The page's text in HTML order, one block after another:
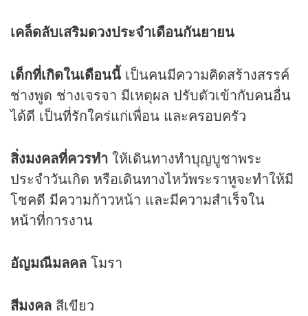
เคล็ดลับเสริมดวงประจำเดือนกันยายน
เด็กที่เกิดในเดือนนี้ เป็นคนมีความคิดสร้างสรรค์
ช่างพูด ช่างเจรจา มีเหตุผล ปรับตัวเข้ากับคนอื่น
ได้ดี เป็นที่รักใคร่แก่เพื่อน และครอบครัว
สิ่งมงคลที่ควรทำ ให้เดินทางทำบุญบูชาพระ
ประจำวันเกิด หรือเดินทางไหว้พระราหูจะทำให้มี
โชคดี มีความก้าวหน้า และมีความสำเร็จใน
หน้าที่การงาน
อัญมณีมลคล โมรา
สีมงคล สีเขียว